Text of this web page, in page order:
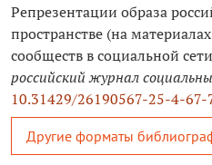
Репрезентации образа
пространстве (на
сообществ в социальной
российский журнал
10.31429/26190567-25-4-67-
Другие форматы